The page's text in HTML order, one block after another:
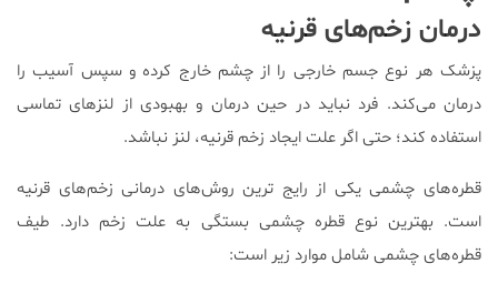
درمان زخم‌های قرنیه
پزشک هر نوع جسم خارجی را از چشم خارج کرده و سپس آسیب را
درمان می‌کند. فرد نباید در حین درمان و بهبودی از لنزهای تماسی
استفاده کند؛ حتی اگر علت ایجاد زخم قرنیه، لنز نباشد.
قطره‌های چشمی یکی از رایج ترین روش‌های درمانی زخم‌های قرنیه
است. بهترین نوع قطره چشمی بستگی به علت زخم دارد. طیف
قطره‌های چشمی شامل موارد زیر است: